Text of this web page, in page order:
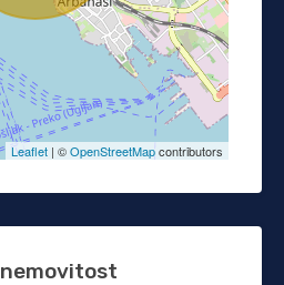
Leaflet | ©OpenStreetMapcontributors